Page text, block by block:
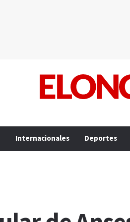
Internacionales Deportes